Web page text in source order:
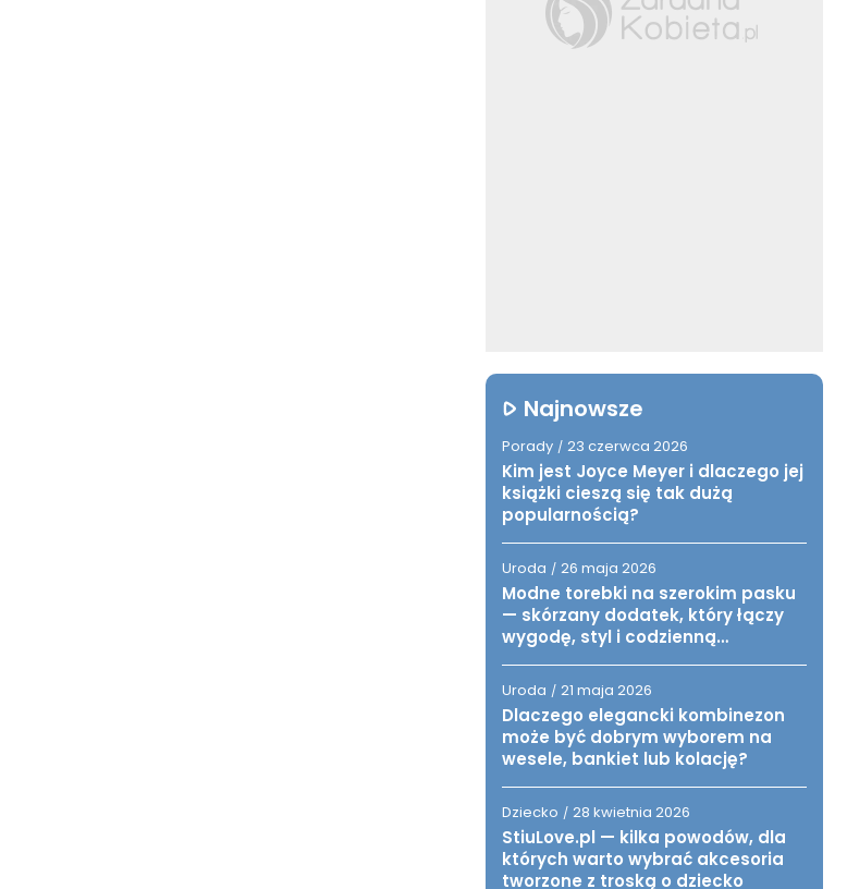
Najnowsze
Porady / 23 czerwca 2026
Kim jest Joyce Meyer i dlaczego jej
książki cieszą się tak dużą
popularnością?
Uroda / 26 maja 2026
Modne torebki na szerokim pasku
— skórzany dodatek, który łączy
wygodę, styl i codzienną
Uroda / 21 maja 2026
Dlaczego elegancki kombinezon
może być dobrym wyborem na
wesele, bankiet lub kolację?
Dziecko / 28 kwietnia 2026
StiuLove.pl — kilka powodów, dla
których warto wybrać akcesoria
tworzone z troską o dziecko